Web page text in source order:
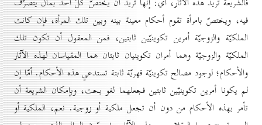
فيه، ويختصّ بامرأة تقوم أحكام معينة بينه وبين تلك المرأة، فإن كانت
الملكيّة والزوجيّة أمرين تكوينيّين ثابتين، فمن المعقول أن تكون تلك
الملكيّة والزوجيّة وهما أمران تكوينيان ثابتان هما المقياسان لهذه الآثار
والأحكام؛ لوجود مصالح تكوينيّة قهريّة ثابتة تستدعي هذه الأحكام. أمّا إن
لم يكونا أمرين تكوينيّين ثابتين فجعلهما لغو بحت، وبإمكان الشريعة أن
تأمر بهذه الأحكام من دون أن تجعل ملكية أو زوجية. نعم، الملكية أو